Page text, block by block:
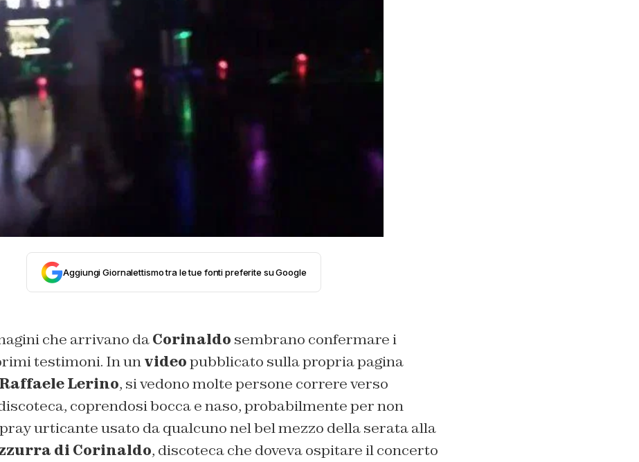
Aggiungi Giornalettismo tra le tue fonti preferite su Google
che arrivano daCorinaldo sembrano confermare i
testimoni. In unvideopubblicato sulla propria pagina
Raffaele Lerino, si vedono molte persone correre verso
coprendosi bocca e naso, probabilmente per non
urticante usato da qualcuno nel bel mezzo della serata alla
di Corinaldo, discoteca che doveva ospitare il concerto